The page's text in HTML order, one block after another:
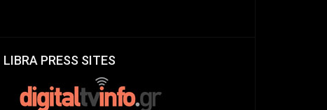
LIBRA PRESS SITES